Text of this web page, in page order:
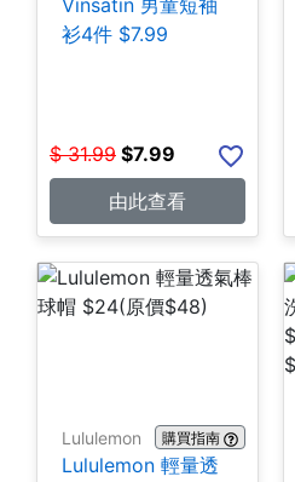
Vinsatin 男童短袖
衫4件 $7.99
$ 31.99 $7.99
由此查看
Lululemon 購買指南
Lululemon 輕量透